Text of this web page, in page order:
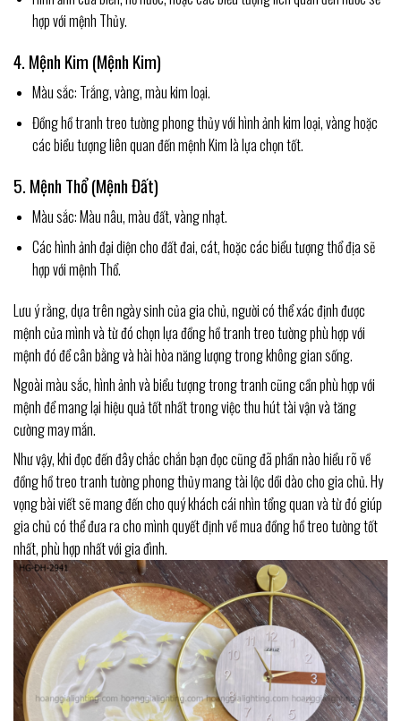
hợp với mệnh Thủy.
4. Mệnh Kim (Mệnh Kim)
Màu sắc: Trắng, vàng, màu kim loại.
Đồng hồ tranh treo tường phong thủy với hình ảnh kim loại, vàng hoặc
các biểu tượng liên quan đến mệnh Kim là lựa chọn tốt.
5. Mệnh Thổ (Mệnh Đất)
Màu sắc: Màu nâu, màu đất, vàng nhạt.
Các hình ảnh đại diện cho đất đai, cát, hoặc các biểu tượng thổ địa sẽ
hợp với mệnh Thổ.
Lưu ý rằng, dựa trên ngày sinh của gia chủ, người có thể xác định được
mệnh của mình và từ đó chọn lựa đồng hồ tranh treo tường phù hợp với
mệnh đó để cân bằng và hài hòa năng lượng trong không gian sống.
Ngoài màu sắc, hình ảnh và biểu tượng trong tranh cũng cần phù hợp với
mệnh để mang lại hiệu quả tốt nhất trong việc thu hút tài vận và tăng
cường may mắn.
Như vậy, khi đọc đến đây chắc chắn bạn đọc cũng đã phần nào hiểu rõ về
đồng hồ treo tranh tường phong thủy mang tài lộc dồi dào cho gia chủ. Hy
vọng bài viết sẽ mang đến cho quý khách cái nhìn tổng quan và từ đó giúp
gia chủ có thể đưa ra cho mình quyết định về mua đồng hồ treo tường tốt
nhất, phù hợp nhất với gia đình.